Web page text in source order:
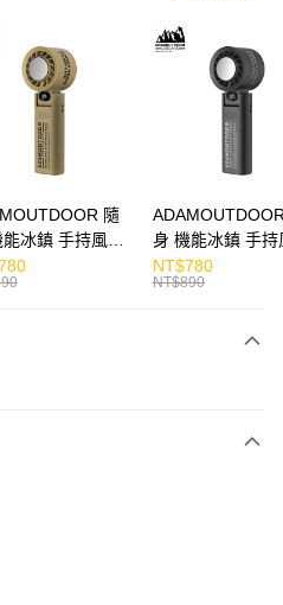
)免運費
隨
冰鎮 手持風扇
身 機能冰鎮 手持
掛繩
NT$780
NT$890